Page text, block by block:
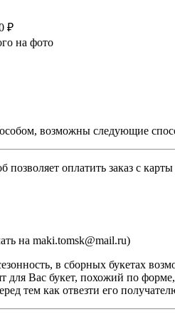
₽
на фото
возможны следующие
оплатить заказ с
на maki.tomsk@mail.ru)
в сборных букетах
для Вас букет, похожий по
тем как отвезти его